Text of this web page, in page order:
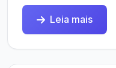
Leia mais